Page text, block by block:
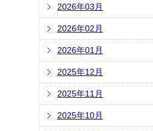
2026年03月
2026年02月
2026年01月
2025年12月
2025年11月
2025年10月